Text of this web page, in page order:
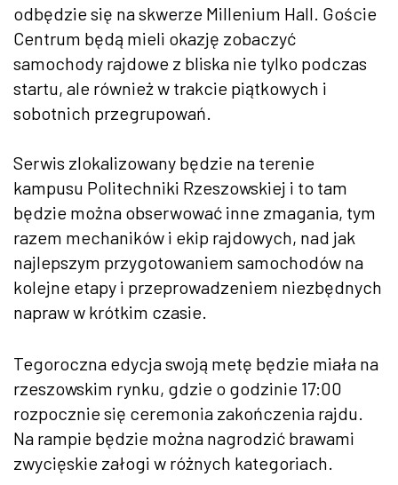
odbędzie się na skwerze Millenium Hall. Goście
Centrum będą mieli okazję zobaczyć
samochody rajdowe z bliska nie tylko podczas
startu, ale również w trakcie piątkowych i
sobotnich przegrupowań.
Serwis zlokalizowany będzie na terenie
kampusu Politechniki Rzeszowskiej i to tam
będzie można obserwować inne zmagania, tym
razem mechaników i ekip rajdowych, nad jak
najlepszym przygotowaniem samochodów na
kolejne etapy i przeprowadzeniem niezbędnych
napraw w krótkim czasie.
Tegoroczna edycja swoją metę będzie miała na
rzeszowskim rynku, gdzie o godzinie 17:00
rozpocznie się ceremonia zakończenia rajdu.
Na rampie będzie można nagrodzić brawami
zwycięskie załogi w różnych kategoriach.